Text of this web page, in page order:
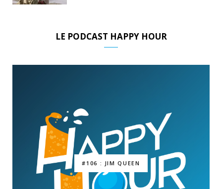
LE PODCAST HAPPY HOUR
#106 : JIM QUEEN